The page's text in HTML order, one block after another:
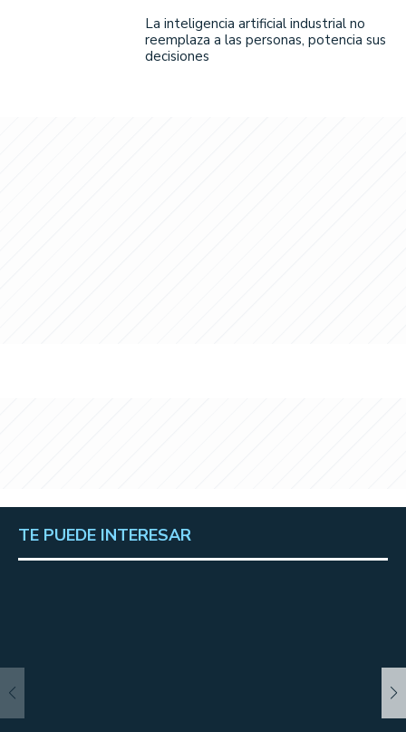
La inteligencia artificial industrial no
reemplaza a las personas, potencia sus
decisiones
TE PUEDE INTERESAR